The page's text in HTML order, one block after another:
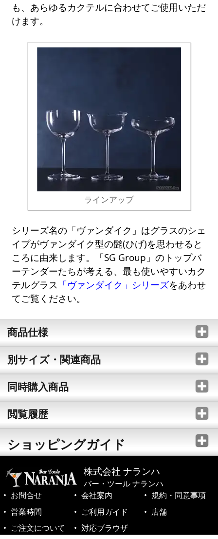
も、あらゆるカクテルに合わせてご使用いただ
けます。
ラインアップ
シリーズ名の「ヴァンダイク」はグラスのシェ
イプがヴァンダイク型の髭(ひげ)を思わせると
ころに由来します。「SG Group」のトップバ
ーテンダーたちが考える、最も使いやすいカク
テルグラス 「ヴァンダイク」シリーズをあわせ
てご覧ください。
商品仕様
別サイズ・関連商品
同時購入商品
閲覧履歴
ショッピングガイド
株式会社 ナランハ
バー・ツール ナランハ
お問合せ
会社案内
規約・同意事項
営業時間
ご利用ガイド
店舗
ご注文について
対応ブラウザ